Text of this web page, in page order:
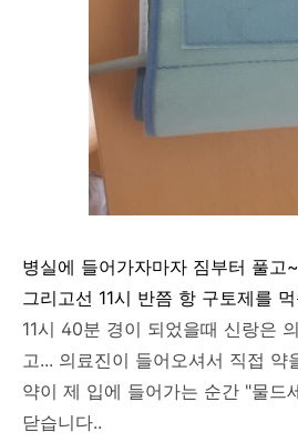
병실에 들어가자마자 짐부터 풀고
그리고선 11시 반쯤 항 구토제를
11시 40분 경이 되었을때 신랑은
고... 의료진이 들어오셔서 직접 약
약이 제 입에 들어가는 순간 "물드
닫습니다..